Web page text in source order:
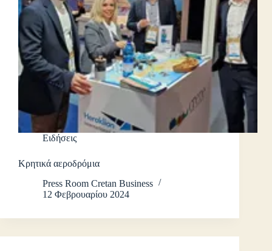
Ειδήσεις
Κρητικά αεροδρόμια
Press Room Cretan Business
12 Φεβρουαρίου 2024